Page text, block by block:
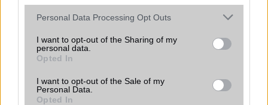
Please note that this website/app uses one or more Google
not limited to your visit or usage behaviour. You may click to
grant or deny consent to Google and its third-party tags to
use your data for below specified purposes in below Google
consent section.
Personal Data Processing Opt Outs
I want to opt-out of the Sharing of my
personal data.
Opted In
I want to opt-out of the Sale of my
Personal Data.
Opted In
olvasó
SNS integráció alap szolgáltatás
Organizer alap szolgáltatás
szolgáltatás